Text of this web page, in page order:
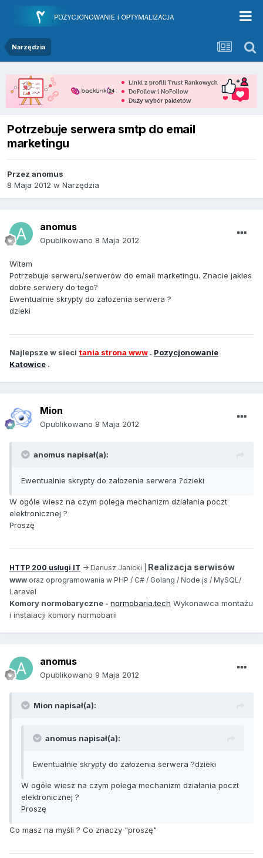
Narzędzia
Potrzebuje serwera smtp do email
marketingu
Przez anomus
8 Maja 2012 w Narzędzia
anomus
Opublikowano 8 Maja 2012
Witam
Potrzebuje serweru/serwerów do email marketingu. Znacie jakies
dobre serwery do tego?
Ewentualnie skrypty do załozenia serwera ?
dzieki
Najlepsze w sieci tania strona www . Pozycjonowanie
Katowice .
Mion
Opublikowano 8 Maja 2012
anomus napisał(a):
Ewentualnie skrypty do załozenia serwera ?dzieki
W ogóle wiesz na czym polega mechanizm działania poczt
elektronicznej ?
Proszę
HTTP 200 usługi IT -> Dariusz Janicki | Realizacja serwisów
www oraz oprogramowania w PHP / C# / Golang / Node.js / MySQL/
Laravel
Komory normobaryczne - normobaria.tech Wykonawca montażu
i instalacji komory normobarii
anomus
Opublikowano 9 Maja 2012
Mion napisał(a):
anomus napisał(a):
Ewentualnie skrypty do załozenia serwera ?dzieki
W ogóle wiesz na czym polega mechanizm działania poczt
elektronicznej ?
Proszę
Co masz na myśli ? Co znaczy "proszę"